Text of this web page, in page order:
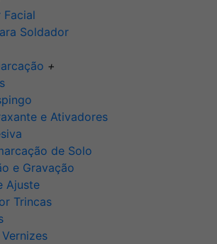
Soldador
+
e Ativadores
de Solo
e Gravação
Ajuste
Trincas